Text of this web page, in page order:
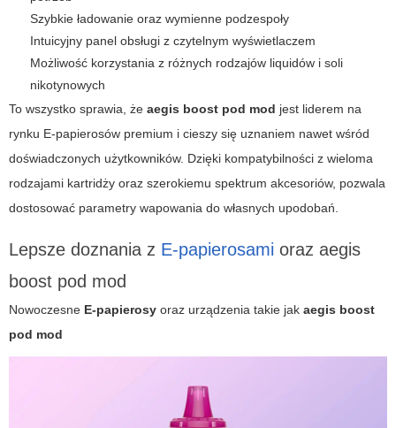
Szybkie ładowanie oraz wymienne podzespoły
Intuicyjny panel obsługi z czytelnym wyświetlaczem
Możliwość korzystania z różnych rodzajów liquidów i soli
nikotynowych
To wszystko sprawia, że aegis boost pod mod jest liderem na
rynku E-papierosów premium i cieszy się uznaniem nawet wśród
doświadczonych użytkowników. Dzięki kompatybilności z wieloma
rodzajami kartridży oraz szerokiemu spektrum akcesoriów, pozwala
dostosować parametry wapowania do własnych upodobań.
Lepsze doznania z E-papierosami oraz aegis
boost pod mod
Nowoczesne E-papierosy oraz urządzenia takie jak aegis boost
pod mod